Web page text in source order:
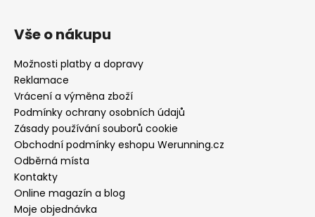
Vše o nákupu
Možnosti platby a dopravy
Reklamace
Vrácení a výměna zboží
Podmínky ochrany osobních údajů
Zásady používání souborů cookie
Obchodní podmínky eshopu Werunning.cz
Odběrná místa
Kontakty
Online magazín a blog
Moje objednávka